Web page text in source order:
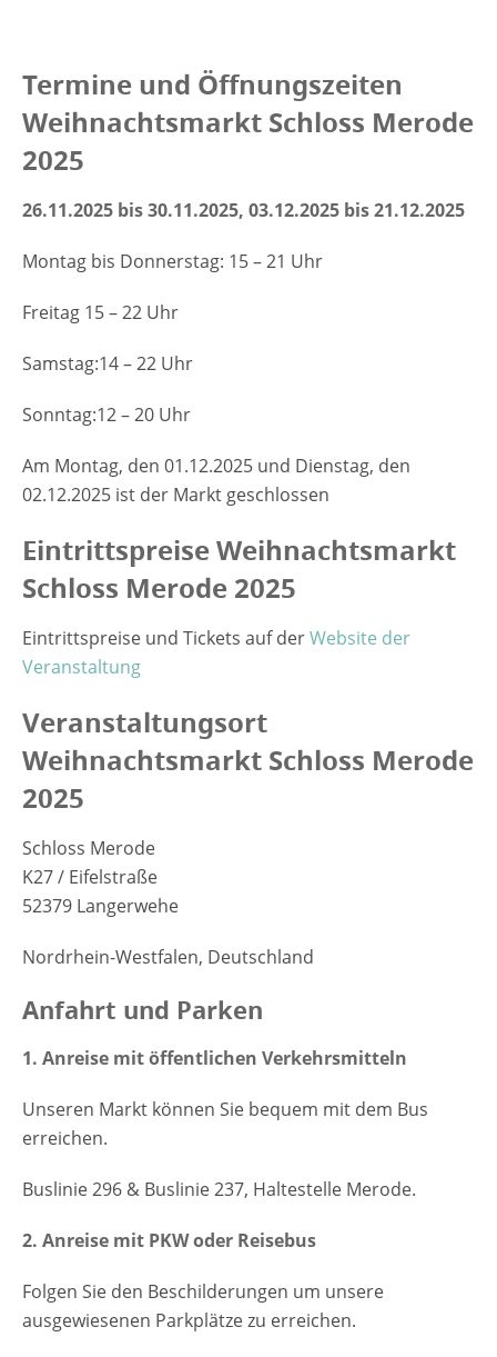
Termine und Öffnungszeiten
Weihnachtsmarkt Schloss Merode
2025
26.11.2025 bis 30.11.2025, 03.12.2025 bis 21.12.2025
Montag bis Donnerstag: 15 – 21 Uhr
Freitag 15 – 22 Uhr
Samstag:14 – 22 Uhr
Sonntag:12 – 20 Uhr
Am Montag, den 01.12.2025 und Dienstag, den
02.12.2025 ist der Markt geschlossen
Eintrittspreise Weihnachtsmarkt
Schloss Merode 2025
Eintrittspreise und Tickets auf derWebsite der
Veranstaltung
Veranstaltungsort
Weihnachtsmarkt Schloss Merode
2025
Schloss Merode
K27 / Eifelstraße
52379 Langerwehe
Nordrhein-Westfalen, Deutschland
Anfahrt und Parken
1. Anreise mit öffentlichen Verkehrsmitteln
Unseren Markt können Sie bequem mit dem Bus
erreichen.
Buslinie 296 & Buslinie 237, Haltestelle Merode.
2. Anreise mit PKW oder Reisebus
Folgen Sie den Beschilderungen um unsere
ausgewiesenen Parkplätze zu erreichen.